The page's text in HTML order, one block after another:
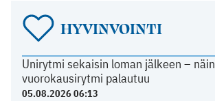
HYVINVOINTI
Unirytmi sekaisin loman jälkeen – näin
vuorokausirytmi palautuu
05.08.2026 06:13